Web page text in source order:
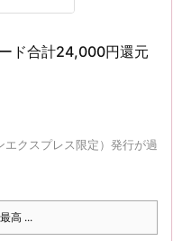
ド合計24,000円還元
クスプレス限定）発行が過
高 ...